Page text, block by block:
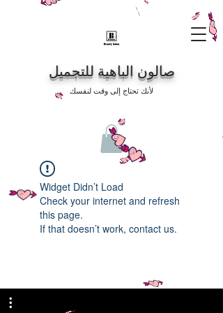
صالون الباهية للتجميل
لأنك تحتاج إلى وقت لنفسك
Widget Didn’t Load
Check your internet and refresh
this page.
If that doesn’t work, contact us.